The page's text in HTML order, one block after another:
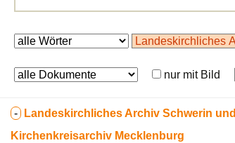
nur mit Bild
- Landeskirchliches Archiv Schwerin und
Kirchenkreisarchiv Mecklenburg